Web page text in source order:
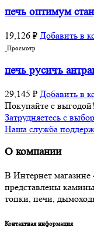
печь оптимум
19,126 ₽ Добавить в
Просмотр
печь русичъ
29,145 ₽ Добавить в
Покупайте с выгодой!
Затрудняетесь с
Наша служба
О компании
В Интернет
представлены
топки, печи,
Контактная информация